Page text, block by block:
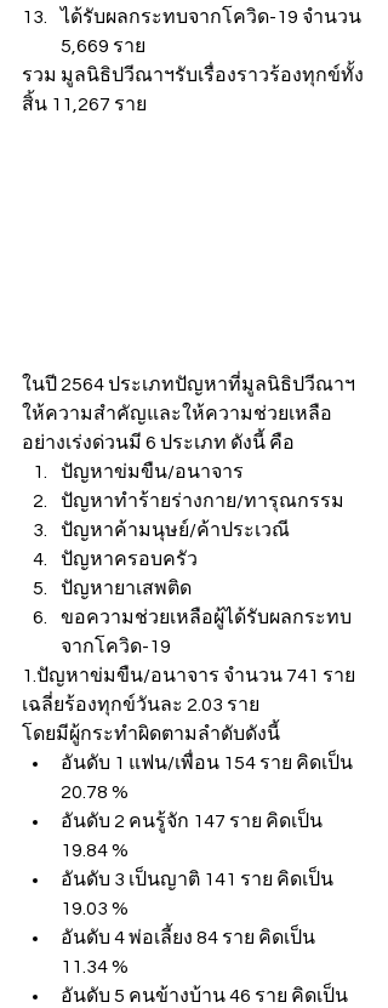
ได้รับผลกระทบจากโควิด-19 จำนวน
5,669 ราย
รวม มูลนิธิปวีณาฯรับเรื่องราวร้องทุกข์ทั้ง
สิ้น 11,267 ราย
ในปี 2564 ประเภทปัญหาที่มูลนิธิปวีณาฯ
ให้ความสำคัญและให้ความช่วยเหลือ
อย่างเร่งด่วนมี 6 ประเภท ดังนี้ คือ
ปัญหาข่มขืน/อนาจาร
ปัญหาทำร้ายร่างกาย/ทารุณกรรม
ปัญหาค้ามนุษย์/ค้าประเวณี
ปัญหาครอบครัว
ปัญหายาเสพติด
ขอความช่วยเหลือผู้ได้รับผลกระทบ
จากโควิด-19
1.ปัญหาข่มขืน/อนาจาร จำนวน 741 ราย
เฉลี่ยร้องทุกข์วันละ 2.03 ราย
โดยมีผู้กระทำผิดตามลำดับดังนี้
อันดับ 1 แฟน/เพื่อน 154 ราย คิดเป็น
20.78 %
อันดับ 2 คนรู้จัก 147 ราย คิดเป็น
19.84 %
อันดับ 3 เป็นญาติ 141 ราย คิดเป็น
19.03 %
อันดับ 4 พ่อเลี้ยง 84 ราย คิดเป็น
11.34 %
อันดับ 5 คนข้างบ้าน 46 ราย คิดเป็น